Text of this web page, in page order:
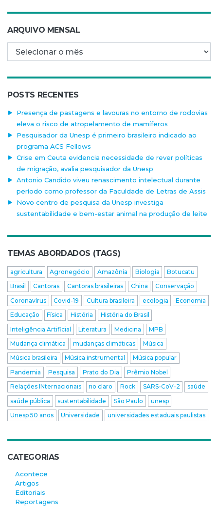
ARQUIVO MENSAL
Arquivo mensal
POSTS RECENTES
Presença de pastagens e lavouras no entorno de rodovias
eleva o risco de atropelamento de mamíferos
Pesquisador da Unesp é primeiro brasileiro indicado ao
programa ACS Fellows
Crise em Ceuta evidencia necessidade de rever políticas
de migração, avalia pesquisador da Unesp
Antonio Candido viveu renascimento intelectual durante
período como professor da Faculdade de Letras de Assis
Novo centro de pesquisa da Unesp investiga
sustentabilidade e bem-estar animal na produção de leite
TEMAS ABORDADOS (TAGS)
agricultura Agronegócio Amazônia Biologia
Botucatu
Brasil
Cantoras Cantoras brasileiras China
Conservação
Coronavírus
Covid-19 Cultura brasileira ecologia
Economia
Educação
Física História
História do Brasil
Inteligência Artificial
Literatura Medicina
MPB
Mudança climática
mudanças climáticas
Música
Música brasileira
Música instrumental
Música popular
Pandemia
Pesquisa Prato do Dia
Prêmio Nobel
Relações INternacionais
rio claro Rock SARS-CoV-2
saúde
saúde pública
sustentabilidade São Paulo
unesp
Unesp 50 anos
Universidade universidades estaduais paulistas
CATEGORIAS
Acontece
Artigos
Editoriais
Reportagens